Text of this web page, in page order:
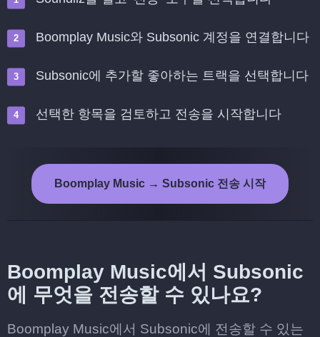
Boomplay Music와 Subsonic 계정을 연결합니다
Subsonic에 추가할 좋아하는 트랙을 선택합니다
선택한 항목을 검토하고 전송을 시작합니다
Boomplay Music → Subsonic 전송 시작
Boomplay Music에서 Subsonic
에 무엇을 전송할 수 있나요?
Boomplay Music에서 Subsonic에 전송할 수 있는